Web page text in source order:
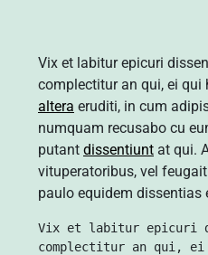
Vix et labitur epicuri
complectitur an qui, ei qui
altera eruditi, in cum
numquam recusabo cu
putant dissentiunt at qui.
vituperatoribus, vel
paulo equidem dissentias
Vix et labitur epicuri
complectitur an qui,